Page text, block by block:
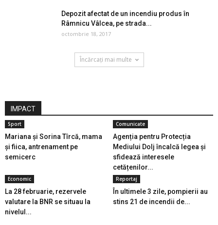
Depozit afectat de un incendiu produs în
Râmnicu Vâlcea, pe strada...
octombrie 18, 2017
Încărcați mai multe
IMPACT
Sport
Mariana și Sorina Tîrcă, mama
și fiica, antrenament pe
semicerc
Comunicate
Agenția pentru Protecția
Mediului Dolj încalcă legea și
sfidează interesele
cetățenilor...
Economic
La 28 februarie, rezervele
valutare la BNR se situau la
nivelul...
Reportaj
În ultimele 3 zile, pompierii au
stins 21 de incendii de...